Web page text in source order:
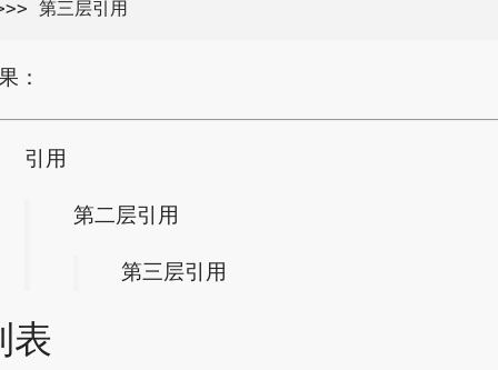
：
引用
第二层引用
第三层引用
表